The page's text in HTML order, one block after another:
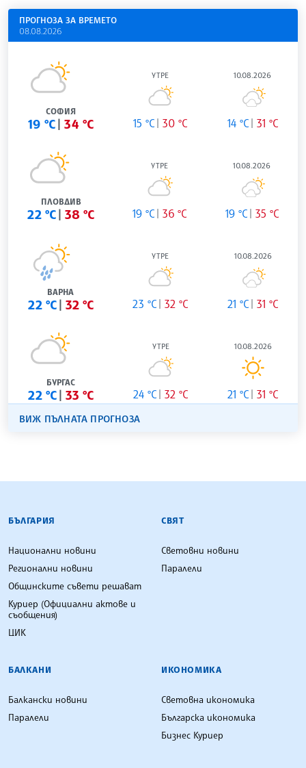
ПРОГНОЗА ЗА ВРЕМЕТО
08.08.2026
СОФИЯ
19 °C 34 °C
УТРЕ
15 °C 30 °C
10.08.2026
14 °C 31 °C
ПЛОВДИВ
22 °C 38 °C
УТРЕ
19 °C 36 °C
10.08.2026
19 °C 35 °C
ВАРНА
22 °C 32 °C
УТРЕ
23 °C 32 °C
10.08.2026
21 °C 31 °C
БУРГАС
22 °C 33 °C
УТРЕ
24 °C 32 °C
10.08.2026
21 °C 31 °C
ВИЖ ПЪЛНАТА ПРОГНОЗА
БЪЛГАРСКА ТЕЛЕГРАФНА АГЕНЦИЯ
БЪЛГАРИЯ
Национални новини
Регионални новини
Общинските съвети решават
Куриер (Официални актове и
съобщения)
ЦИК
СВЯТ
Световни новини
Паралели
БАЛКАНИ
Балкански новини
Паралели
ИКОНОМИКА
Световна икономика
Българска икономика
Бизнес Куриер